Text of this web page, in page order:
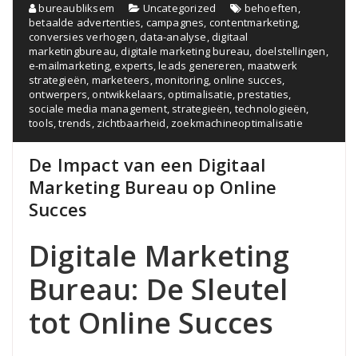
bureaubliksem Uncategorized behoeften,
betaalde advertenties, campagnes, contentmarketing,
conversies verhogen,data-analyse,digitaal
marketingbureau,digitale marketing bureau, doelstellingen,
e-mailmarketing,experts,leads genereren, maatwerk
strategieën, marketeers,monitoring,online succes,
ontwerpers,ontwikkelaars,optimalisatie,prestaties,
sociale media management, strategieën, technologieën,
tools,trends, zichtbaarheid, zoekmachineoptimalisatie
De Impact van een Digitaal
Marketing Bureau op Online
Succes
Digitale Marketing
Bureau: De Sleutel
tot Online Succes